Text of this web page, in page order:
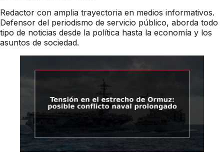
Redactor con amplia trayectoria en medios informativos.
Defensor del periodismo de servicio público, aborda todo
tipo de noticias desde la política hasta la economía y los
asuntos de sociedad.